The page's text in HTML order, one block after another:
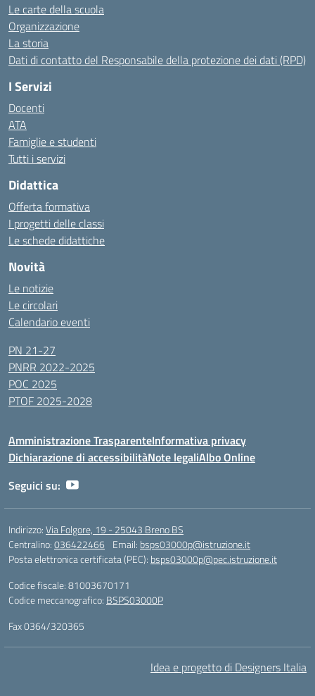
Le carte della scuola
Organizzazione
La storia
Dati di contatto del Responsabile della protezione dei dati (RPD)
I Servizi
Docenti
ATA
Famiglie e studenti
Tutti i servizi
Didattica
Offerta formativa
I progetti delle classi
Le schede didattiche
Novità
Le notizie
Le circolari
Calendario eventi
PN 21-27
PNRR 2022-2025
POC 2025
PTOF 2025-2028
Amministrazione TrasparenteInformativa privacy
Dichiarazione di accessibilitàNote legaliAlbo Online
Seguici su:
Indirizzo:Via Folgore, 19 - 25043 Breno BS
Centralino:036422466 Email: bsps03000p@istruzione.it
Posta elettronica certificata (PEC): bsps03000p@pec.istruzione.it
Codice fiscale: 81003670171
Codice meccanografico: BSPS03000P
Fax 0364/320365
Idea e progetto di Designers Italia